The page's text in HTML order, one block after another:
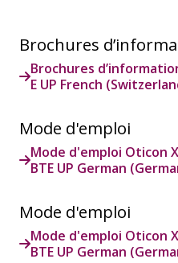
Brochures
Brochures
E UP French
Mode d'emploi
Mode d'emploi Oticon
BTE UP German
Mode d'emploi
Mode d'emploi Oticon
BTE UP German